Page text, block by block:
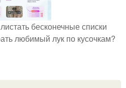
бесконечные списки
любимый лук по кусочкам?